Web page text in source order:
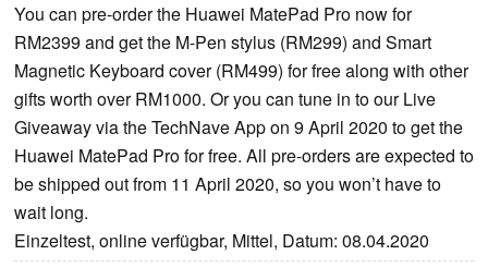
You can pre-order the Huawei MatePad Pro now for
RM2399 and get the M-Pen stylus (RM299) and Smart
Magnetic Keyboard cover (RM499) for free along with other
gifts worth over RM1000. Or you can tune in to our Live
Giveaway via the TechNave App on 9 April 2020 to get the
Huawei MatePad Pro for free. All pre-orders are expected to
be shipped out from 11 April 2020, so you won’t have to
wait long.
Einzeltest, online verfügbar, Mittel, Datum: 08.04.2020